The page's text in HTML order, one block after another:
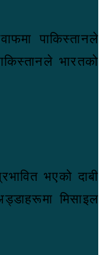
पाकिस्तानले
भारतको
भएको दाबी
मिसाइल